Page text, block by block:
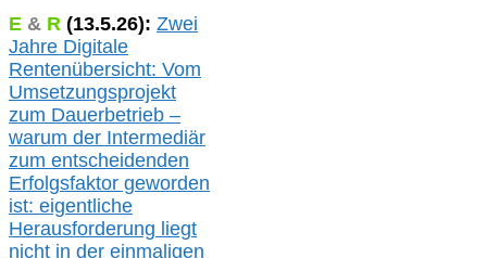
E & R (13.5.26): Zwei
Jahre Digitale
Rentenübersicht: Vom
Umsetzungsprojekt
zum Dauerbetrieb –
warum der Intermediär
zum entscheidenden
Erfolgsfaktor geworden
ist: eigentliche
Herausforderung liegt
nicht in der einmaligen